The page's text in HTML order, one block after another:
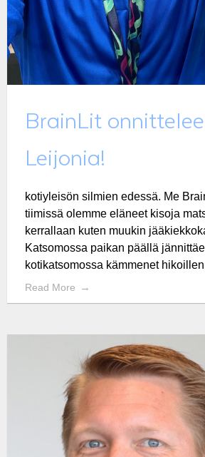
BrainLit onnittelee
Leijonia!
kotiyleisön silmien edessä. Me
tiimissä olemme eläneet kisoja
kerrallaan kuten muukin
Katsomossa paikan päällä
kotikatsomossa kämmenet
Read More